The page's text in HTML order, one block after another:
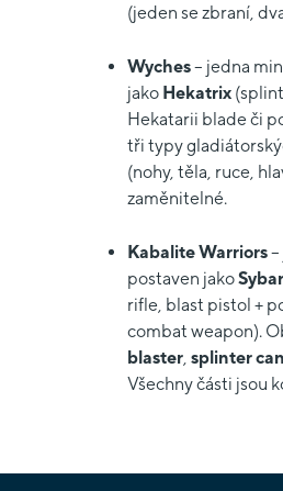
(jeden se zbraní,
Wyches– jedna
jako Hekatrix
Hekatarii blade či
tři typy
(nohy, těla, ruce,
zaměnitelné.
Kabalite Warriors
postaven jako
rifle, blast pistol +
combat weapon).
blaster, splinter
Všechny části jsou